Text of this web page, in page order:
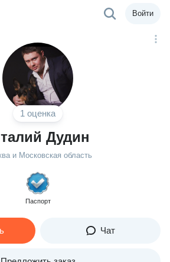
Войти
1 оценка
Дудин
и Московская область
Паспорт
Чат